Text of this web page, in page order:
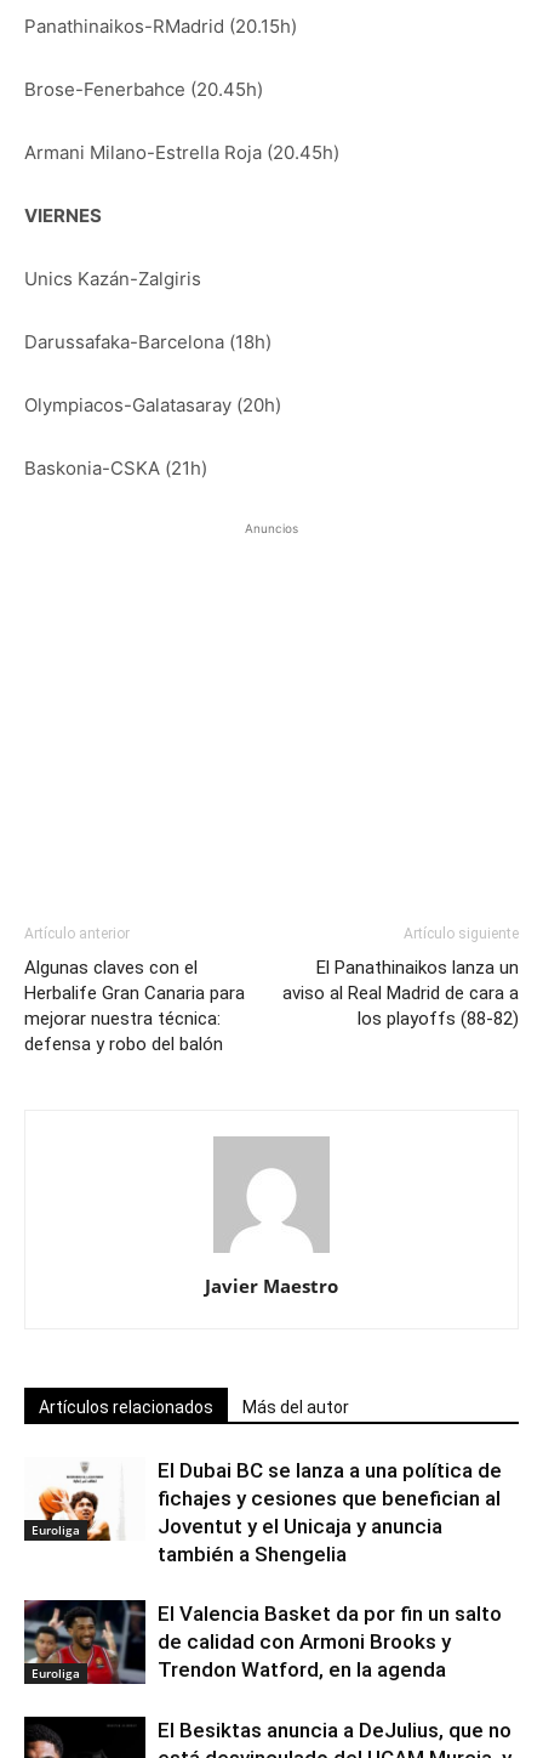
Panathinaikos-RMadrid (20.15h)
Brose-Fenerbahce (20.45h)
Armani Milano-Estrella Roja (20.45h)
VIERNES
Unics Kazán-Zalgiris
Darussafaka-Barcelona (18h)
Olympiacos-Galatasaray (20h)
Baskonia-CSKA (21h)
Anuncios
Artículo anterior
Algunas claves con el
Herbalife Gran Canaria para
mejorar nuestra técnica:
defensa y robo del balón
Artículo siguiente
El Panathinaikos lanza un
aviso al Real Madrid de cara a
los playoffs (88-82)
Javier Maestro
Artículos relacionados Más del autor
Euroliga
El Dubai BC se lanza a una política de
fichajes y cesiones que benefician al
Joventut y el Unicaja y anuncia
también a Shengelia
Euroliga
El Valencia Basket da por fin un salto
de calidad con Armoni Brooks y
Trendon Watford, en la agenda
El Besiktas anuncia a DeJulius, que no